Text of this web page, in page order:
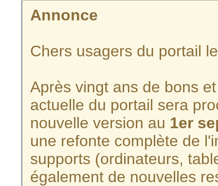
Annonce
Chers usagers du portail
Après vingt ans de bons
actuelle du portail sera
nouvelle version au 1er
une refonte complète de
supports (ordinateurs,
également de nouvelles